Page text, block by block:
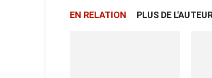
EN RELATION PLUS DE